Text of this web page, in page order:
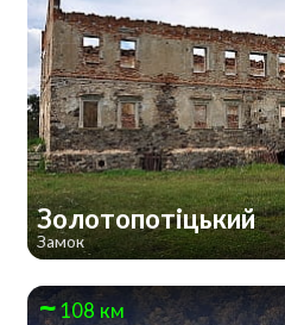
Золотопотіцький
Замок
108 км